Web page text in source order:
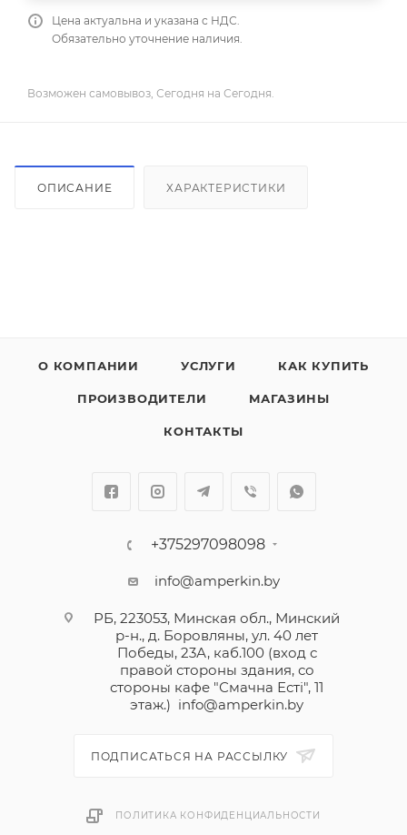
Цена актуальна и указана с НДС.
Обязательно уточнение наличия.
Возможен самовывоз, Сегодня на Сегодня.
ОПИСАНИЕ ХАРАКТЕРИСТИКИ
О КОМПАНИИ УСЛУГИ КАК КУПИТЬ
ПРОИЗВОДИТЕЛИ МАГАЗИНЫ
КОНТАКТЫ
+375297098098
info@amperkin.by
РБ, 223053, Минская обл., Минский
р-н., д. Боровляны, ул. 40 лет
Победы, 23А, каб.100 (вход с
правой стороны здания, со
стороны кафе "Смачна Естi", 11
этаж.) info@amperkin.by
ПОДПИСАТЬСЯ НА РАССЫЛКУ
ПОЛИТИКА КОНФИДЕНЦИАЛЬНОСТИ